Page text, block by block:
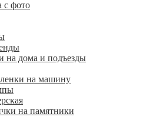
с фото
на дома и подъезды
на машину
на памятники